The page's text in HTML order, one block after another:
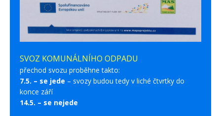
SVOZ KOMUNÁLNÍHO ODPADU
přechod svozu proběhne takto:
7.5. – se jede – svozy budou tedy v liché čtvrtky do
konce září
14.5. – se nejede